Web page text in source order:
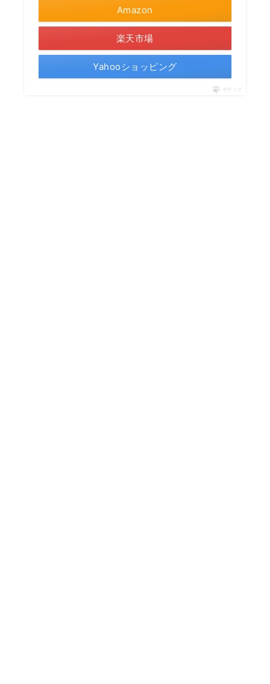
Amazon
楽天市場
Yahooショッピング
ポチップ